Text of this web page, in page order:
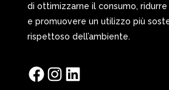
di ottimizzarne il consumo,
e promuovere un utilizzo più
rispettoso dell’ambiente.
FacebookInstagramLinkedIn